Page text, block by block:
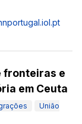
fronteiras e
em Ceuta
União